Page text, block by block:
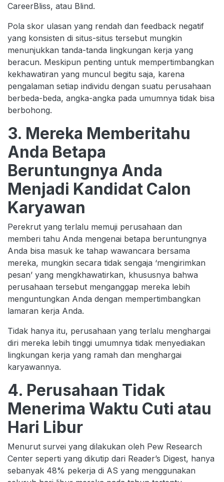
CareerBliss, atau Blind.
Pola skor ulasan yang rendah dan feedback negatif
yang konsisten di situs-situs tersebut mungkin
menunjukkan tanda-tanda lingkungan kerja yang
beracun. Meskipun penting untuk mempertimbangkan
kekhawatiran yang muncul begitu saja, karena
pengalaman setiap individu dengan suatu perusahaan
berbeda-beda, angka-angka pada umumnya tidak bisa
berbohong.
3. Mereka Memberitahu
Anda Betapa
Beruntungnya Anda
Menjadi Kandidat Calon
Karyawan
Perekrut yang terlalu memuji perusahaan dan
memberi tahu Anda mengenai betapa beruntungnya
Anda bisa masuk ke tahap wawancara bersama
mereka, mungkin secara tidak sengaja ‘mengirimkan
pesan’ yang mengkhawatirkan, khususnya bahwa
perusahaan tersebut menganggap mereka lebih
menguntungkan Anda dengan mempertimbangkan
lamaran kerja Anda.
Tidak hanya itu, perusahaan yang terlalu menghargai
diri mereka lebih tinggi umumnya tidak menyediakan
lingkungan kerja yang ramah dan menghargai
karyawannya.
4. Perusahaan Tidak
Menerima Waktu Cuti atau
Hari Libur
Menurut survei yang dilakukan oleh Pew Research
Center seperti yang dikutip dari Reader’s Digest, hanya
sebanyak 48% pekerja di AS yang menggunakan